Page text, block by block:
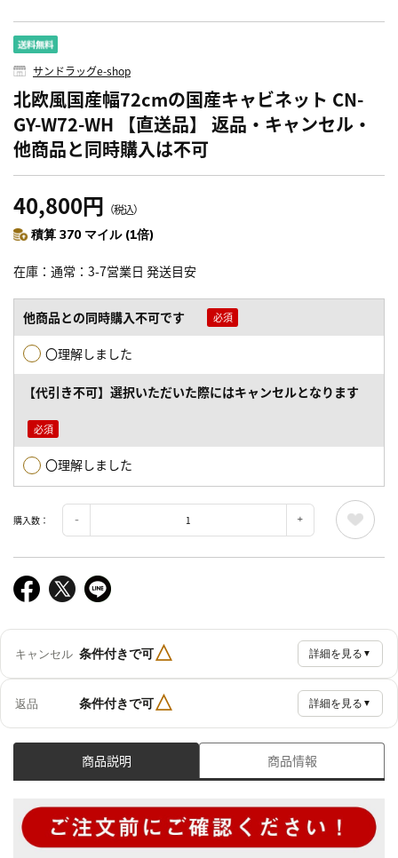
サンドラッグe-shop
北欧風国産幅72cmの国産キャビネット CN-
GY-W72-WH 【直送品】 返品・キャンセル・
他商品と同時購入は不可
40,800円 （税込）
積算 370 マイル (1倍)
在庫 通常：3-7営業日 発送目安
他商品との同時購入不可です
〇理解しました
【代引き不可】選択いただいた際にはキャンセルとなります
〇理解しました
購入数：
キャンセル 条件付きで可△ 詳細を見る ▼
返品 条件付きで可△ 詳細を見る ▼
商品説明 商品情報